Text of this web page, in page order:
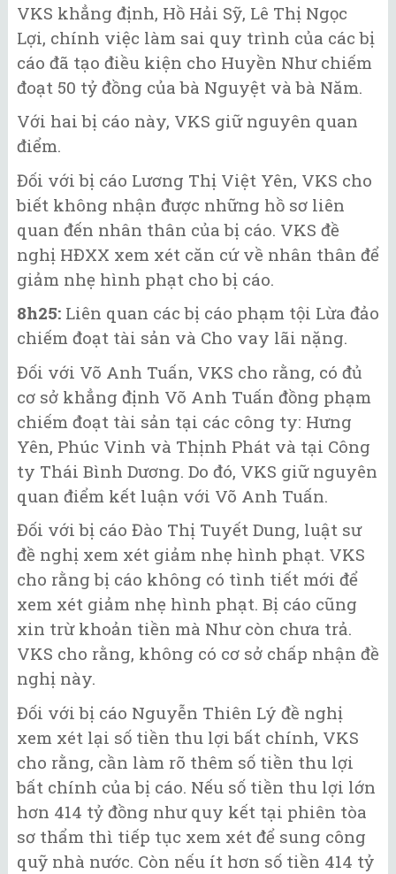
VKS khẳng định, Hồ Hải Sỹ, Lê Thị Ngọc
Lợi, chính việc làm sai quy trình của các bị
cáo đã tạo điều kiện cho Huyền Như chiếm
đoạt 50 tỷ đồng của bà Nguyệt và bà Năm.
Với hai bị cáo này, VKS giữ nguyên quan
điểm.
Đối với bị cáo Lương Thị Việt Yên, VKS cho
biết không nhận được những hồ sơ liên
quan đến nhân thân của bị cáo. VKS đề
nghị HĐXX xem xét căn cứ về nhân thân để
giảm nhẹ hình phạt cho bị cáo.
8h25: Liên quan các bị cáo phạm tội Lừa đảo
chiếm đoạt tài sản và Cho vay lãi nặng.
Đối với Võ Anh Tuấn, VKS cho rằng, có đủ
cơ sở khẳng định Võ Anh Tuấn đồng phạm
chiếm đoạt tài sản tại các công ty: Hưng
Yên, Phúc Vinh và Thịnh Phát và tại Công
ty Thái Bình Dương. Do đó, VKS giữ nguyên
quan điểm kết luận với Võ Anh Tuấn.
Đối với bị cáo Đào Thị Tuyết Dung, luật sư
đề nghị xem xét giảm nhẹ hình phạt. VKS
cho rằng bị cáo không có tình tiết mới để
xem xét giảm nhẹ hình phạt. Bị cáo cũng
xin trừ khoản tiền mà Như còn chưa trả.
VKS cho rằng, không có cơ sở chấp nhận đề
nghị này.
Đối với bị cáo Nguyễn Thiên Lý đề nghị
xem xét lại số tiền thu lợi bất chính, VKS
cho rằng, cần làm rõ thêm số tiền thu lợi
bất chính của bị cáo. Nếu số tiền thu lợi lớn
hơn 414 tỷ đồng như quy kết tại phiên tòa
sơ thẩm thì tiếp tục xem xét để sung công
quỹ nhà nước. Còn nếu ít hơn số tiền 414 tỷ